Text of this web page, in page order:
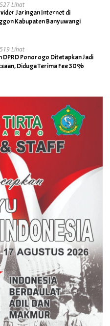
527 Lihat
Jaringan Internet di
Kabupaten Banyuwangi
519 Lihat
DPRD Ponorogo Ditetapkan Jadi
Diduga Terima Fee 30%